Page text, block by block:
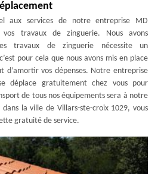
aux services de notre entreprise MD
vos travaux de zinguerie. Nous avons
travaux de zinguerie nécessite un
pour cela que nous avons mis en place
d’amortir vos dépenses. Notre entreprise
déplace gratuitement chez vous pour
de tous nos équipements sera à notre
la ville de Villars-ste-croix 1029, vous
gratuité de service.